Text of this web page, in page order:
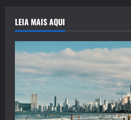
LEIA MAIS AQUI